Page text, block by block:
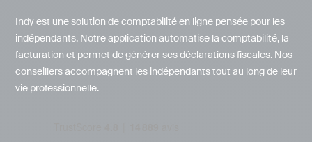
Indy est une solution de comptabilité en ligne pensée pour les
indépendants. Notre application automatise la comptabilité, la
facturation et permet de générer ses déclarations fiscales. Nos
conseillers accompagnent les indépendants tout au long de leur
vie professionnelle.